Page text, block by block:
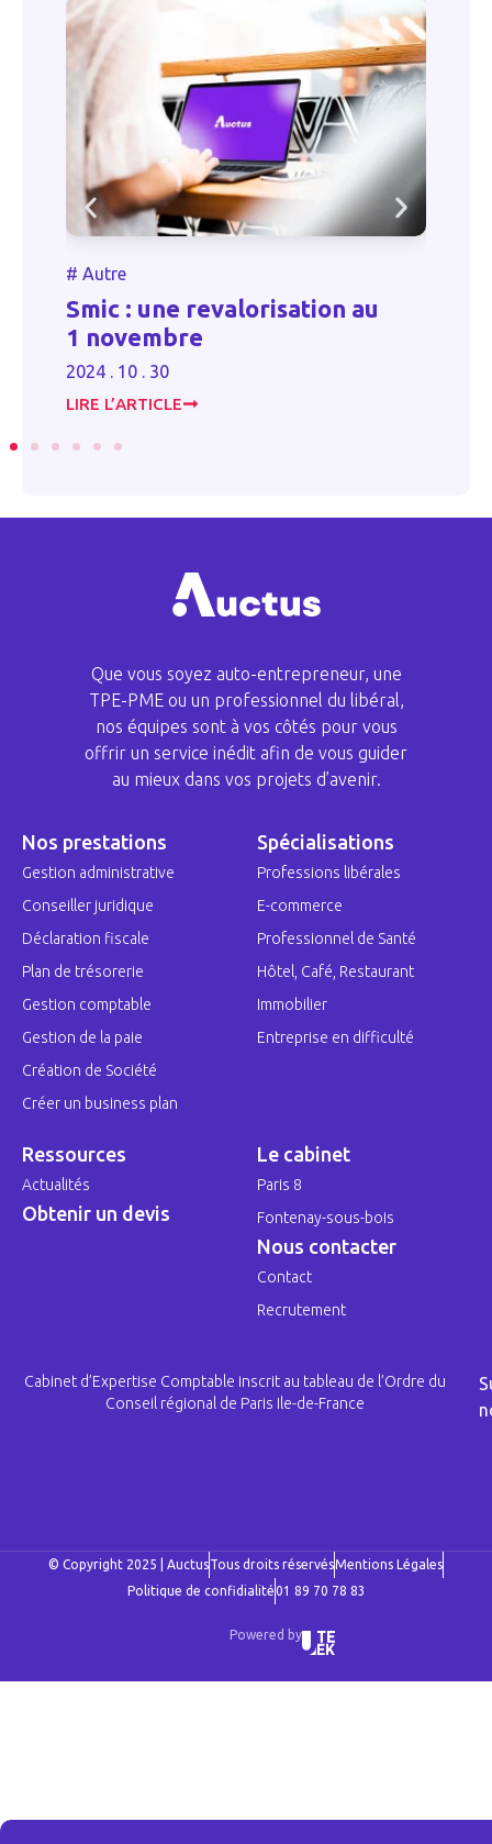
# Autre
Smic : une revalorisation au
1 novembre
2024 . 10 . 30
LIRE L’ARTICLE
Que vous soyez auto-entrepreneur, une
TPE-PME ou un professionnel du libéral,
nos équipes sont à vos côtés pour vous
offrir un service inédit afin de vous guider
au mieux dans vos projets d’avenir.
Nos prestations
Gestion administrative
Conseiller juridique
Déclaration fiscale
Plan de trésorerie
Gestion comptable
Gestion de la paie
Création de Société
Créer un business plan
Spécialisations
Professions libérales
E-commerce
Professionnel de Santé
Hôtel, Café, Restaurant
Immobilier
Entreprise en difficulté
Ressources
Actualités
Obtenir un devis
Le cabinet
Paris 8
Fontenay-sous-bois
Nous contacter
Contact
Recrutement
Cabinet d’Expertise Comptable inscrit au tableau de l’Ordre du
Conseil régional de Paris Ile-de-France
© Copyright 2025 | AuctusTous droits réservésMentions Légales
Politique de confidialité01 89 70 78 83
Powered by